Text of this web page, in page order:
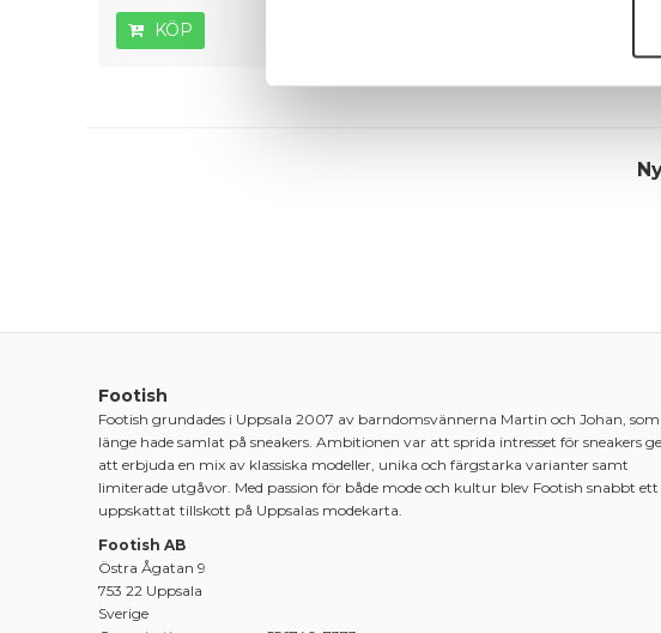
KÖP
Footish
Footish grundades i Uppsala 2007 av barndomsvännerna Martin och Johan, som
länge hade samlat på sneakers. Ambitionen var att sprida intresset för sneakers
att erbjuda en mix av klassiska modeller, unika och färgstarka varianter samt
limiterade utgåvor. Med passion för både mode och kultur blev Footish snabbt ett
uppskattat tillskott på Uppsalas modekarta.
Footish AB
Östra Ågatan 9
753 22 Uppsala
Sverige